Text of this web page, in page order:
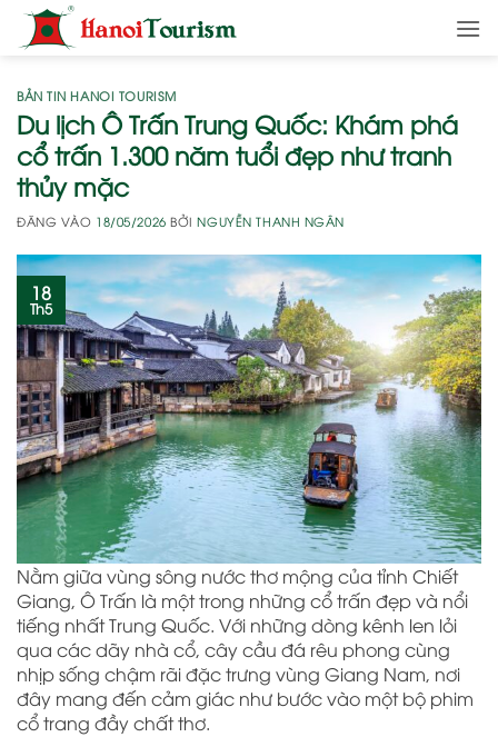
qua
dungBẢN TIN HANOI TOURISM
Du lịch Ô Trấn Trung Quốc: Khám phá
cổ trấn 1.300 năm tuổi đẹp như tranh
thủy mặc
ĐĂNG VÀO 18/05/2026 BỞINGUYỄN THANH NGÂN
18
Th5
Nằm giữa vùng sông nước thơ mộng của tỉnh Chiết
Giang, Ô Trấn là một trong những cổ trấn đẹp và nổi
tiếng nhất Trung Quốc. Với những dòng kênh len lỏi
qua các dãy nhà cổ, cây cầu đá rêu phong cùng
nhịp sống chậm rãi đặc trưng vùng Giang Nam, nơi
đây mang đến cảm giác như bước vào một bộ phim
cổ trang đầy chất thơ.